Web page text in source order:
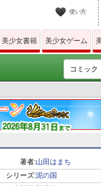
使い方
美少女書籍 美少女ゲーム
著者:山田はまち
シリーズ:泥の国